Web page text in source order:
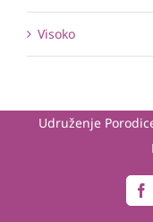
Visoko
Udruženje